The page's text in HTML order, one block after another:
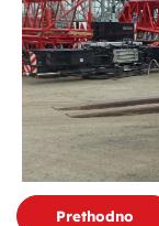
Prethodno